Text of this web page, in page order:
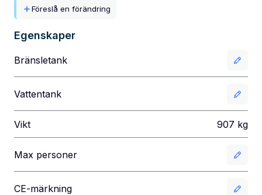
Föreslå en förändring
Egenskaper
Bränsletank
Vattentank
Vikt 907 kg
Max personer
CE-märkning